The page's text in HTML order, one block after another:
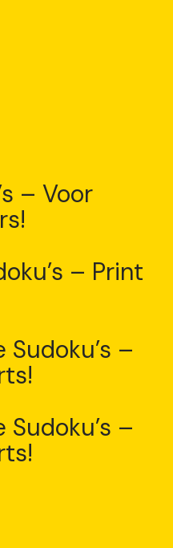
– Voor
– Print
–
–